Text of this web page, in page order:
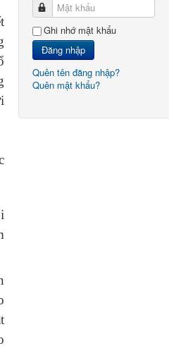
Mật khẩu
Ghi nhớ mật khẩu
Đăng nhập
Quên tên đăng nhập?
Quên mật khẩu?